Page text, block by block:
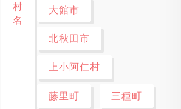
村
名
大館市
北秋田市
上小阿仁村
藤里町 三種町